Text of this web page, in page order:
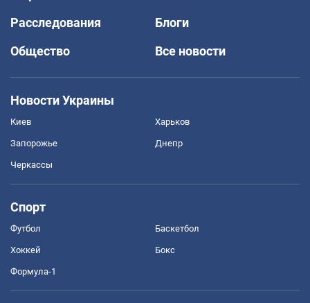
Расследования
Блоги
Общество
Все новости
Новости Украины
Киев Харьков
Запорожье Днепр
Черкассы
Спорт
Футбол Баскетбол
Хоккей Бокс
Формула-1